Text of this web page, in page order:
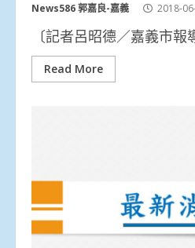
News586 郭嘉良-嘉義 2018-
〔記者呂昭德／嘉義市
Read More